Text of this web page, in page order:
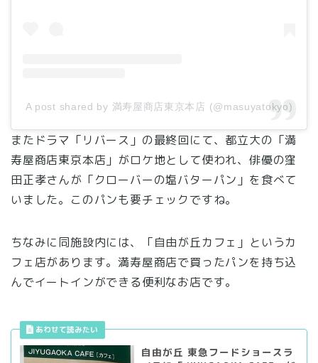
A post shared by 満寿屋商店東京本店 (@masuyatokyo)
またドラマ「リバース」の最終回にて、都立大の「満
寿屋商店東京本店」がロケ地として使われ、俳優の窪
田正孝さんが「クローバーの塩バターパン」を食べて
いました。このパンも要チェックですね。
ちなみに同施設内には、「自由が丘カフェ」というカ
フェ店があります。満寿屋商店で買ったパンを持ち込
んでイートインができる便利なお店です。
自由が丘 東急フードショースラ